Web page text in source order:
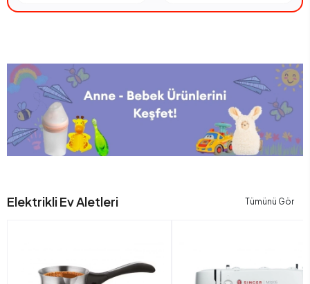
Elektrikli Ev Aletleri Tümünü Gör